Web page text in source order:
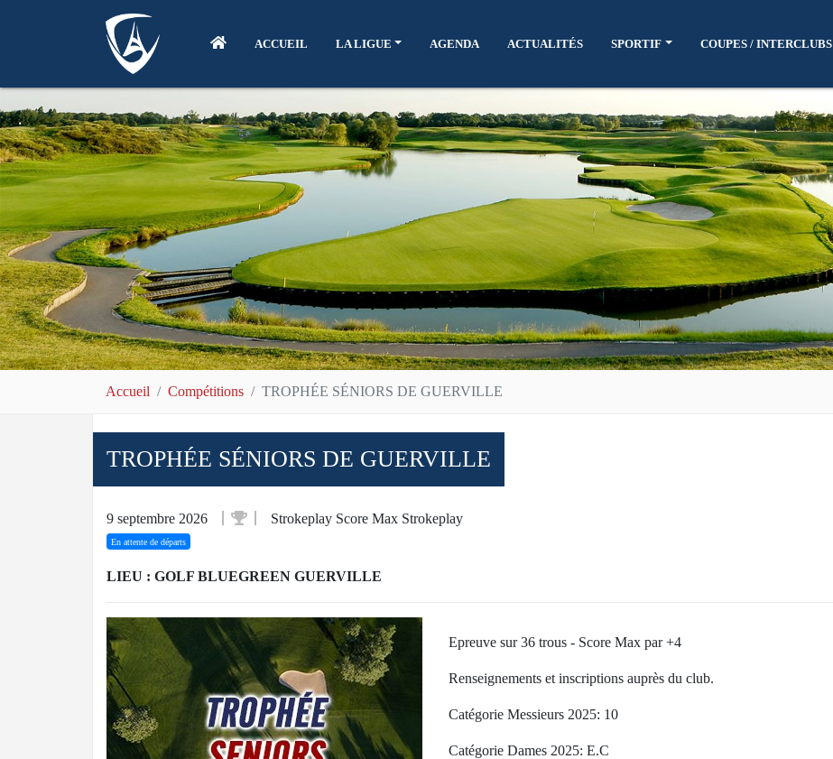
ACCUEIL LA LIGUE AGENDA ACTUALITÉS SPORTIF COUPES / INTERCLUBS
Accueil Compétitions TROPHÉE SÉNIORS DE GUERVILLE
TROPHÉE SÉNIORS DE GUERVILLE
9 septembre 2026 Strokeplay Score Max Strokeplay
En attente de départs
LIEU : GOLF BLUEGREEN GUERVILLE
Epreuve sur 36 trous - Score Max par +4
Renseignements et inscriptions auprès du club.
Catégorie Messieurs 2025: 10
Catégorie Dames 2025: E.C